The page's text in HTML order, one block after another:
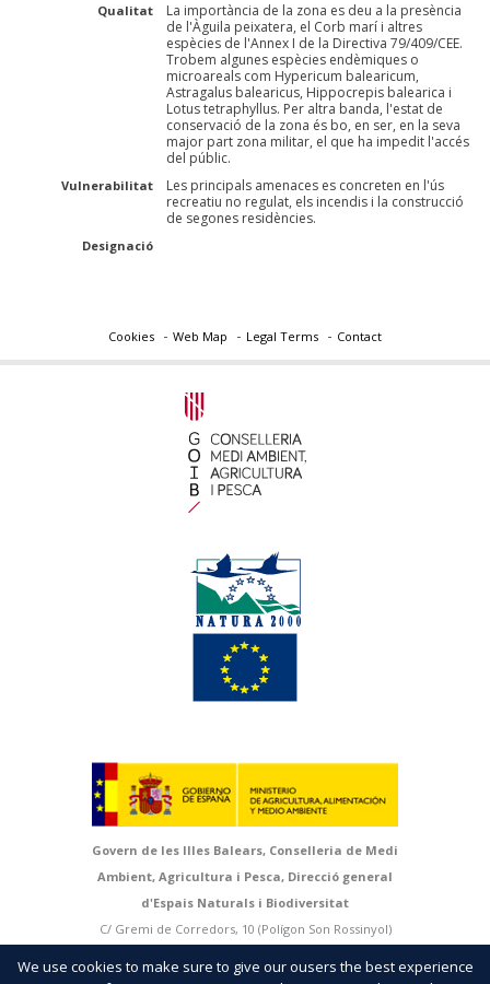
Qualitat
La importància de la zona es deu a la presència
de l'Àguila peixatera, el Corb marí i altres
espècies de l'Annex I de la Directiva 79/409/CEE.
Trobem algunes espècies endèmiques o
microareals com Hypericum balearicum,
Astragalus balearicus, Hippocrepis balearica i
Lotus tetraphyllus. Per altra banda, l'estat de
conservació de la zona és bo, en ser, en la seva
major part zona militar, el que ha impedit l'accés
del públic.
Vulnerabilitat
Les principals amenaces es concreten en l'ús
recreatiu no regulat, els incendis i la construcció
de segones residències.
Designació
Cookies Web Map Legal Terms Contact
Govern de les Illes Balears, Conselleria de Medi
Ambient, Agricultura i Pesca, Direcció general
d'Espais Naturals i Biodiversitat
C/ Gremi de Corredors, 10 (Polígon Son Rossinyol)
We use cookies to make sure to give our ousers the best experience